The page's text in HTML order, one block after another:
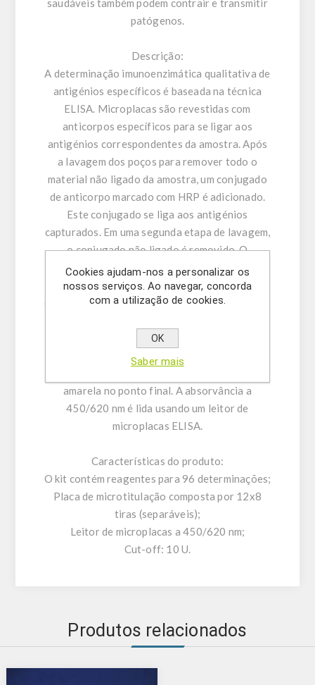
saudáveis ​​também podem contrair e transmitir
patógenos.
Descrição:
A determinação imunoenzimática qualitativa de
antigénios específicos é baseada na técnica
ELISA. Microplacas são revestidas com
anticorpos específicos para se ligar aos
antigénios correspondentes da amostra. Após
a lavagem dos poços para remover todo o
material não ligado da amostra, um conjugado
de anticorpo marcado com HRP é adicionado.
Este conjugado se liga aos antigénios
capturados. Em uma segunda etapa de lavagem,
o conjugado não ligado é removido. O
complexo imune formado pelo conjugado
ligado é visualizado pela adição de substrato
de TMB, que produz um produto de reação azul.
quantidade de antigénios específicos na
amostra. Ácido sulfúrico é adicionado para
amarela no ponto final. A absorvância a
450/620 nm é lida usando um leitor de
microplacas ELISA.
Características do produto:
O kit contém reagentes para 96 ​​determinações;
Placa de microtitulação composta por 12x8
tiras (separáveis);
Leitor de microplacas a 450/620 nm;
Cut-off: 10 U.
Produtos relacionados
Cookies ajudam-nos a personalizar os
nossos serviços. Ao navegar, concorda
com a utilização de cookies.
OK
Saber mais